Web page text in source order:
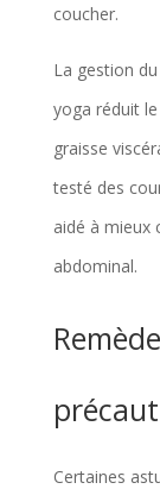
e
t
i
e
n
e
t
b
e
coucher.
La gestion
yoga réduit
graisse
testé des
aidé à mieux
abdominal.
Certaines